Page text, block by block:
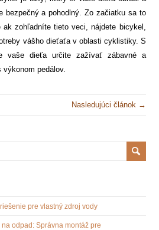
bezpečný a pohodlný. Zo začiatku sa to
zohľadníte tieto veci, nájdete bicykel,
vášho dieťaťa v oblasti cyklistiky. S
vaše dieťa určite zažívať zábavné a
pedálov.
Nasledujúci článok →
pre vlastný zdroj vody
odpad: Správna montáž pre